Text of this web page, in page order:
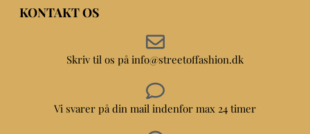
KONTAKT OS
Skriv til os på info@streetoffashion.dk
Vi svarer på din mail indenfor max 24 timer